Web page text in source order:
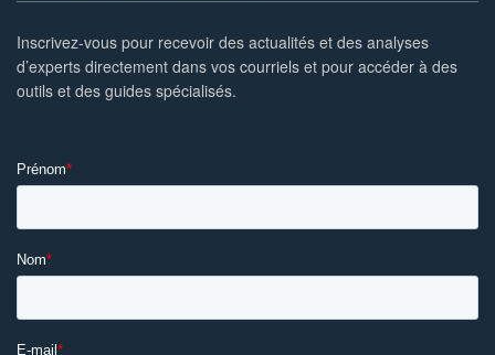
Inscrivez-vous pour recevoir des actualités et des analyses
d’experts directement dans vos courriels et pour accéder à des
outils et des guides spécialisés.